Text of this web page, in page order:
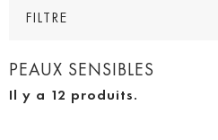
FILTRE
PEAUX SENSIBLES
Il y a 12 produits.